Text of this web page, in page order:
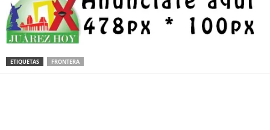
ETIQUETAS FRONTERA